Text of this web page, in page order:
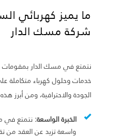
ما يميز كهربائي
شركة مسك الدار
نتمتع في مسك الدار بمقومات
خدمات وحلول كهرباء
الجودة والاحترافية، ومن أبرز
الخبرة الواسعة:نتمتع في
واسعة تزيد عن العقد من